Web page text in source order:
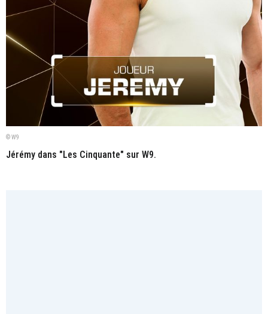
© W9
Jérémy dans "Les Cinquante" sur W9.